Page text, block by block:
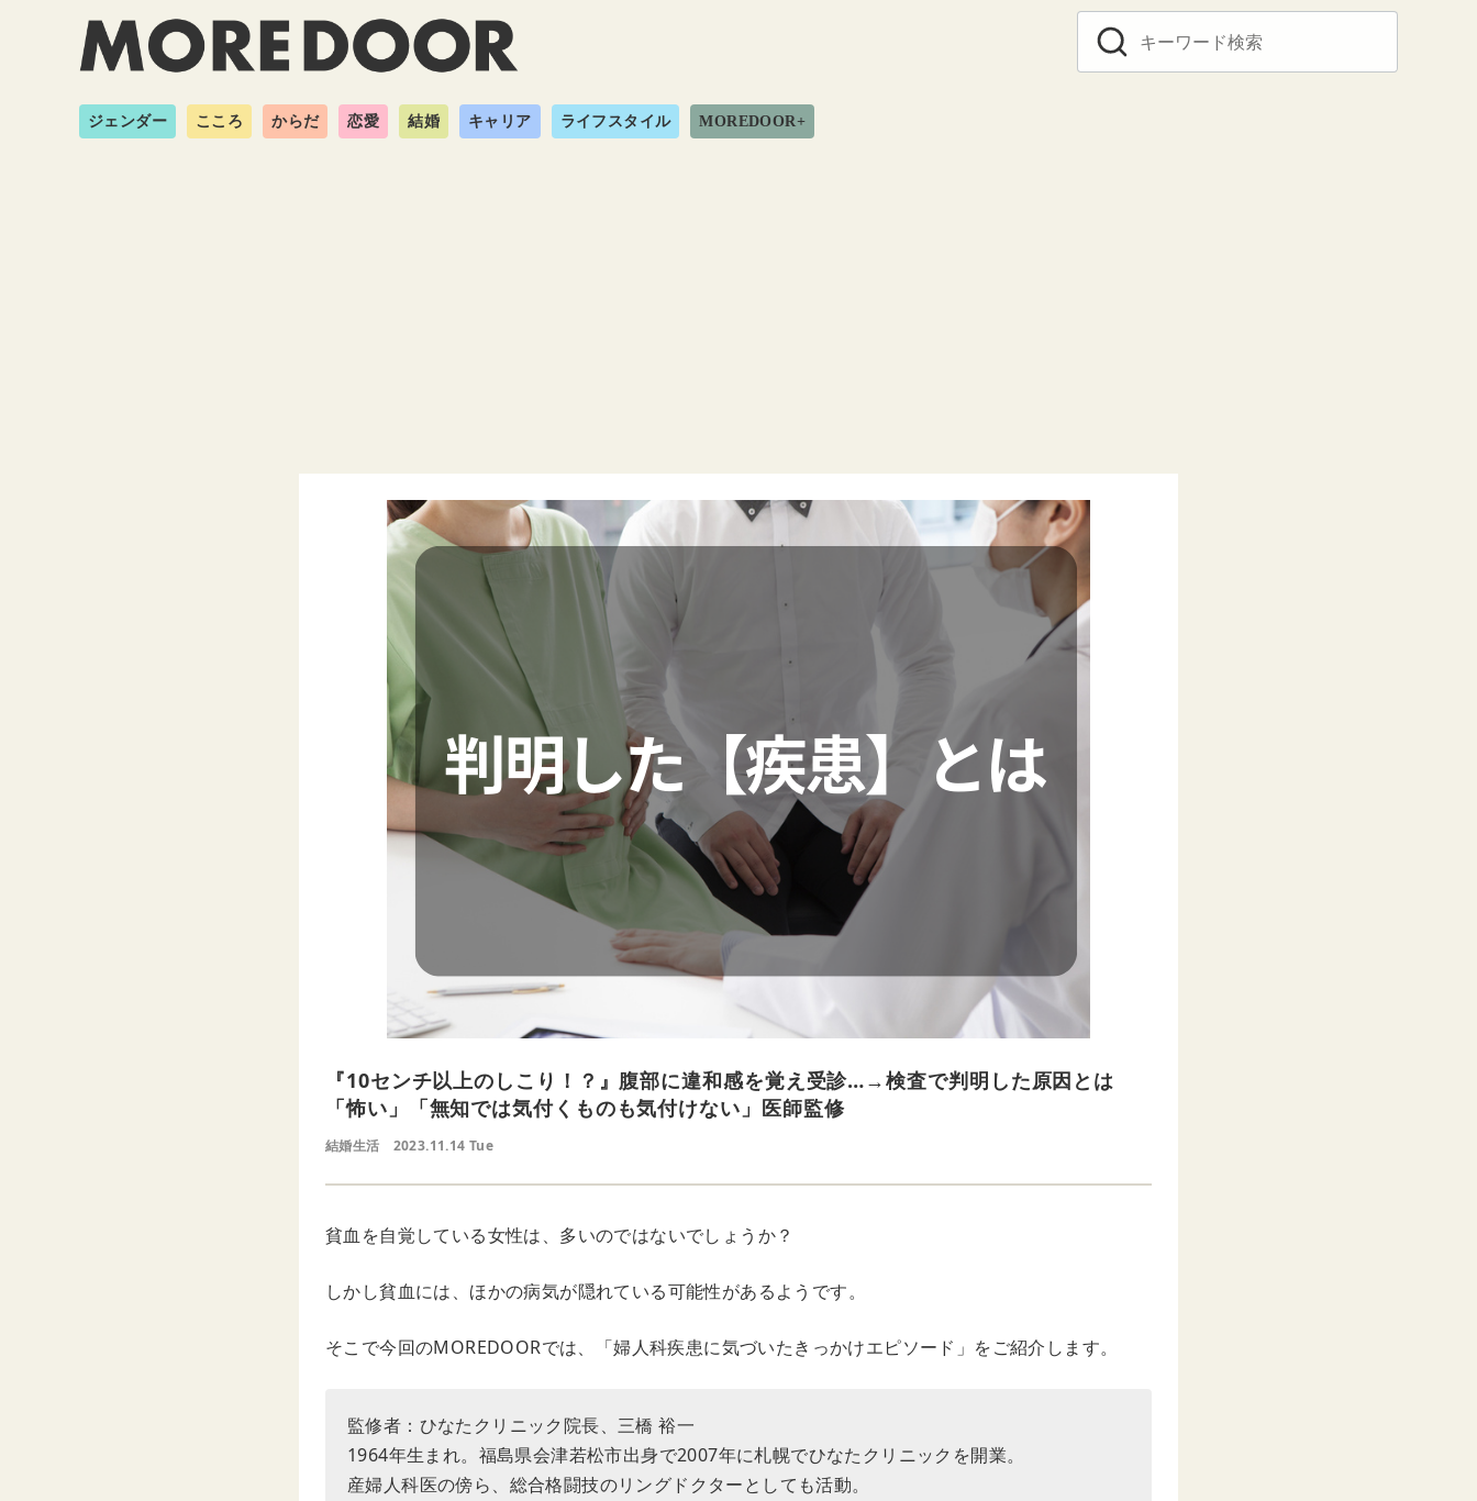
ジェンダー こころ からだ 恋愛 結婚 キャリア ライフスタイル MOREDOOR+
『10センチ以上のしこり！？』腹部に違和感を覚え受診…→検査で判明した原因とは
「怖い」「無知では気付くものも気付けない」医師監修
結婚生活 2023.11.14 Tue
貧血を自覚している女性は、多いのではないでしょうか？
しかし貧血には、ほかの病気が隠れている可能性があるようです。
そこで今回のMOREDOORでは、「婦人科疾患に気づいたきっかけエピソード」をご紹介します。
監修者：ひなたクリニック院長、三橋 裕一
1964年生まれ。福島県会津若松市出身で2007年に札幌でひなたクリニックを開業。
産婦人科医の傍ら、総合格闘技のリングドクターとしても活動。